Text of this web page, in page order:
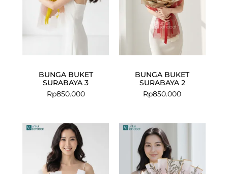
BUNGA BUKET
SURABAYA 3
Rp850.000
BUNGA BUKET
SURABAYA 2
Rp850.000